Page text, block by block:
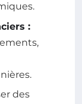
:
des